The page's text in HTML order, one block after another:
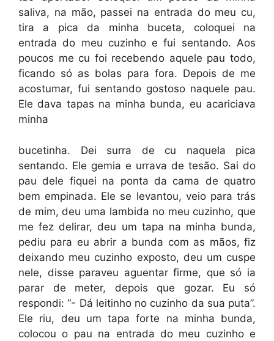
saliva, na mão, passei na entrada do meu cu,
tira a pica da minha buceta, coloquei na
entrada do meu cuzinho e fui sentando. Aos
poucos me cu foi recebendo aquele pau todo,
ficando só as bolas para fora. Depois de me
acostumar, fui sentando gostoso naquele pau.
Ele dava tapas na minha bunda, eu acariciava
minha
bucetinha. Dei surra de cu naquela pica
sentando. Ele gemia e urrava de tesão. Sai do
pau dele fiquei na ponta da cama de quatro
bem empinada. Ele se levantou, veio para trás
de mim, deu uma lambida no meu cuzinho, que
me fez delirar, deu um tapa na minha bunda,
pediu para eu abrir a bunda com as mãos, fiz
deixando meu cuzinho exposto, deu um cuspe
nele, disse paraveu aguentar firme, que só ia
parar de meter, depois que gozar. Eu só
respondi: “- Dá leitinho no cuzinho da sua puta”.
Ele riu, deu um tapa forte na minha bunda,
colocou o pau na entrada do meu cuzinho e